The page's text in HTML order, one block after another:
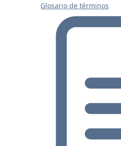
Glosario de términos